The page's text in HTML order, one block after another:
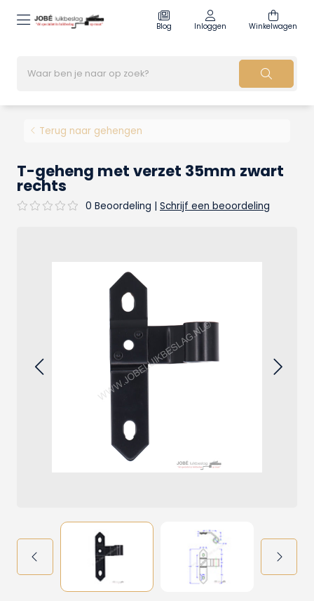
Blog Inloggen Winkelwagen
Terug naar gehengen
T-geheng met verzet 35mm zwart
rechts
0 Beoordeling | Schrijf een beoordeling